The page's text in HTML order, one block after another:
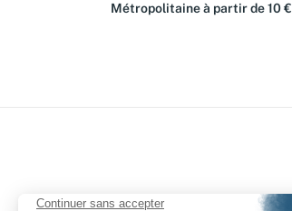
Métropolitaine à partir de 10 €